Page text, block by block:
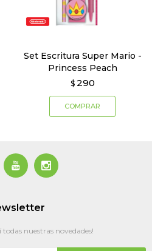
Set Escritura Super Mario -
Princess Peach
$ 290
 
todas nuestras novedades!